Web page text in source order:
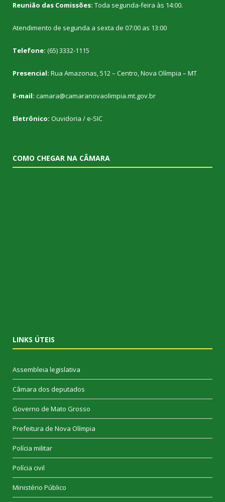
Reunião das Comissões: Toda segunda-feira às 14:00.
Atendimento de segunda a sexta de 07:00 as 13:00
Telefone: (65) 3332-1115
Presencial: Rua Amazonas, 512 – Centro, Nova Olímpia – MT
E-mail: camara@camaranovaolimpia.mt.gov.br
Eletrônico: Ouvidoria /e-SIC
COMO CHEGAR NA CÂMARA
LINKS ÚTEIS
Assembleia legislativa
Câmara dos deputados
Governo de Mato Grosso
Prefeitura de Nova Olímpia
Polícia militar
Polícia civil
Ministério Público